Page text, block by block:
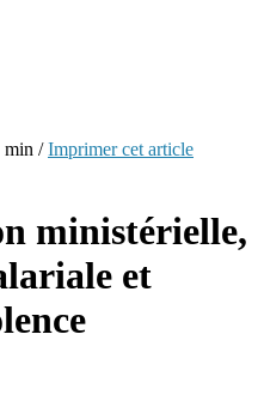
min /Imprimer cet article
ministérielle,
et